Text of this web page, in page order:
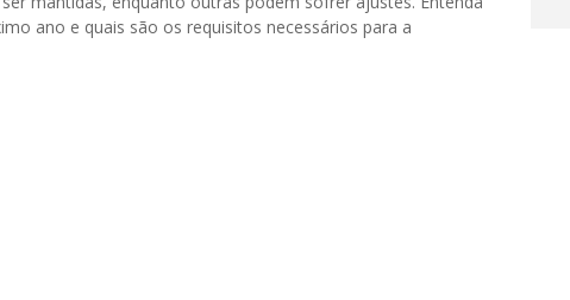
ano e quais são os requisitos necessários para a